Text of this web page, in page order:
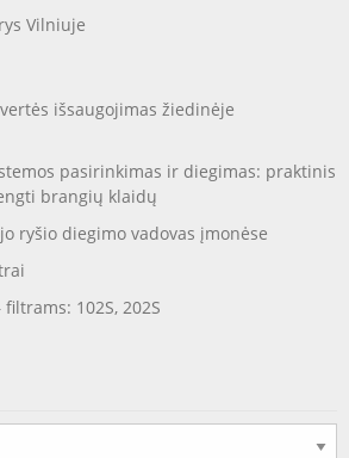
Vilniuje
išsaugojimas žiedinėje
pasirinkimas ir diegimas: praktinis
brangių klaidų
ryšio diegimo vadovas įmonėse
102S, 202S